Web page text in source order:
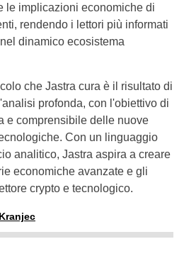
le implicazioni economiche di
rendendo i lettori più informati
dinamico ecosistema
che Jastra cura è il risultato di
profonda, con l'obiettivo di
e comprensibile delle nuove
Con un linguaggio
analitico, Jastra aspira a creare
economiche avanzate e gli
crypto e tecnologico.